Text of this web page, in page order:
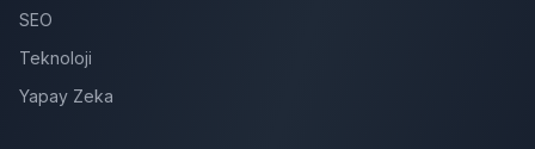
SEO
Teknoloji
Yapay Zeka